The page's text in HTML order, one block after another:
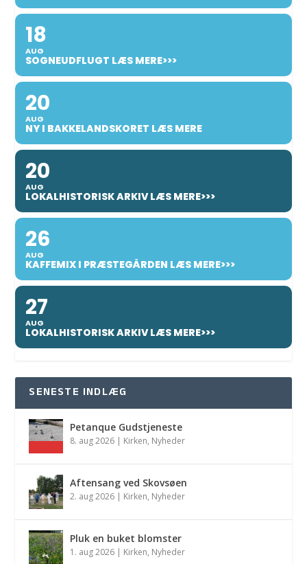
18
AUG
SOGNEUDFLUGT LÆS MERE>>>
20
AUG
NY I BAKKELANDSKORET LÆS MERE
20
AUG
LOKALHISTORISK ARKIV LÆS MERE>>>
26
AUG
KAFFEMIX I PRÆSTEGÅRDEN LÆS MERE>>>
27
AUG
LOKALHISTORISK ARKIV LÆS MERE>>>
SENESTE INDLÆG
Petanque Gudstjeneste
8. aug 2026 | Kirken, Nyheder
Aftensang ved Skovsøen
2. aug 2026 | Kirken, Nyheder
Pluk en buket blomster
1. aug 2026 | Kirken, Nyheder